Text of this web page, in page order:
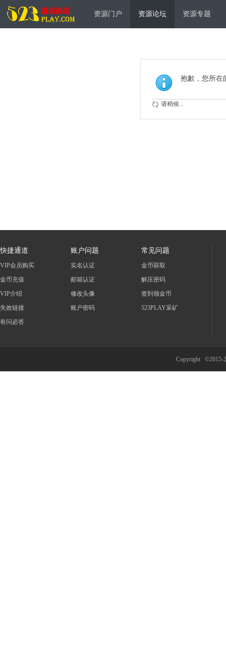
资源门户 资源论坛 资源专题
抱歉，您所在
请稍候...
快捷通道
VIP会员购买
金币充值
VIP介绍
失效链接
有问必答
账户问题
实名认证
邮箱认证
修改头像
账户密码
常见问题
金币获取
解压密码
签到领金币
523PLAY采矿
Copyright ©2015-